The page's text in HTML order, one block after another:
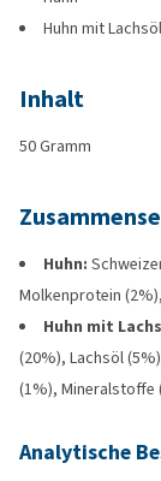
Huhn mit Lachsöl
Inhalt
50 Gramm
Huhn:
Molkenprotein
Huhn mit
(20%), Lachsöl
(1%), Mineralstoffe
Analytische